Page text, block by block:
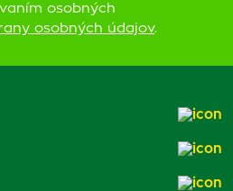
osobných
osobných údajov.